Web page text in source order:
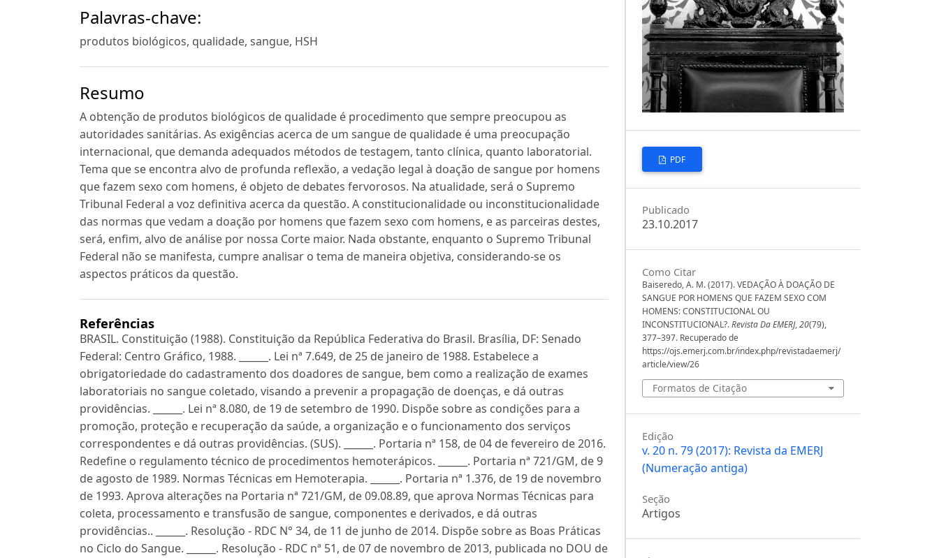
Palavras-chave:
produtos biológicos, qualidade, sangue, HSH
Resumo
A obtenção de produtos biológicos de qualidade é procedimento que sempre preocupou as
autoridades sanitárias. As exigências acerca de um sangue de qualidade é uma preocupação
internacional, que demanda adequados métodos de testagem, tanto clínica, quanto laboratorial.
Tema que se encontra alvo de profunda reflexão, a vedação legal à doação de sangue por homens
que fazem sexo com homens, é objeto de debates fervorosos. Na atualidade, será o Supremo
Tribunal Federal a voz definitiva acerca da questão. A constitucionalidade ou inconstitucionalidade
das normas que vedam a doação por homens que fazem sexo com homens, e as parceiras destes,
será, enfim, alvo de análise por nossa Corte maior. Nada obstante, enquanto o Supremo Tribunal
Federal não se manifesta, cumpre analisar o tema de maneira objetiva, considerando-se os
aspectos práticos da questão.
Referências
BRASIL. Constituição (1988). Constituição da República Federativa do Brasil. Brasília, DF: Senado
Federal: Centro Gráfico, 1988. ______. Lei nª 7.649, de 25 de janeiro de 1988. Estabelece a
obrigatoriedade do cadastramento dos doadores de sangue, bem como a realização de exames
laboratoriais no sangue coletado, visando a prevenir a propagação de doenças, e dá outras
providências. ______. Lei nª 8.080, de 19 de setembro de 1990. Dispõe sobre as condições para a
promoção, proteção e recuperação da saúde, a organização e o funcionamento dos serviços
correspondentes e dá outras providências. (SUS). ______. Portaria nª 158, de 04 de fevereiro de 2016.
Redefine o regulamento técnico de procedimentos hemoterápicos. ______. Portaria nª 721/GM, de 9
de agosto de 1989. Normas Técnicas em Hemoterapia. ______. Portaria nª 1.376, de 19 de novembro
de 1993. Aprova alterações na Portaria nª 721/GM, de 09.08.89, que aprova Normas Técnicas para
coleta, processamento e transfusão de sangue, componentes e derivados, e dá outras
providências.. ______. Resolução - RDC N° 34, de 11 de junho de 2014. Dispõe sobre as Boas Práticas
no Ciclo do Sangue. ______. Resolução - RDC nª 51, de 07 de novembro de 2013, publicada no DOU de
PDF
Publicado
23.10.2017
Como Citar
Baiseredo, A. M. (2017). VEDAÇÃO À DOAÇÃO DE
SANGUE POR HOMENS QUE FAZEM SEXO COM
HOMENS: CONSTITUCIONAL OU
INCONSTITUCIONAL?.Revista Da EMERJ,20(79),
377–397. Recuperado de
https://ojs.emerj.com.br/index.php/revistadaemerj/
article/view/26
Formatos de Citação
Edição
v. 20 n. 79 (2017): Revista da EMERJ
(Numeração antiga)
Seção
Artigos